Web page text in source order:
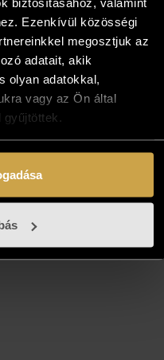
Ezenkívül közösségi
megosztjuk az
adatait, akik
olyan adatokkal,
vagy az Ön által
gyűjtöttek.
(30x30
Ft